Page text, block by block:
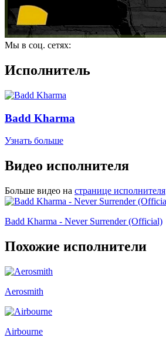
Мы в соц. сетях:
Исполнитель
Badd Kharma
Узнать больше
Видео исполнителя
Больше видео на странице исполнителя
Badd Kharma - Never Surrender (Official)
Похожие исполнители
Aerosmith
Airbourne